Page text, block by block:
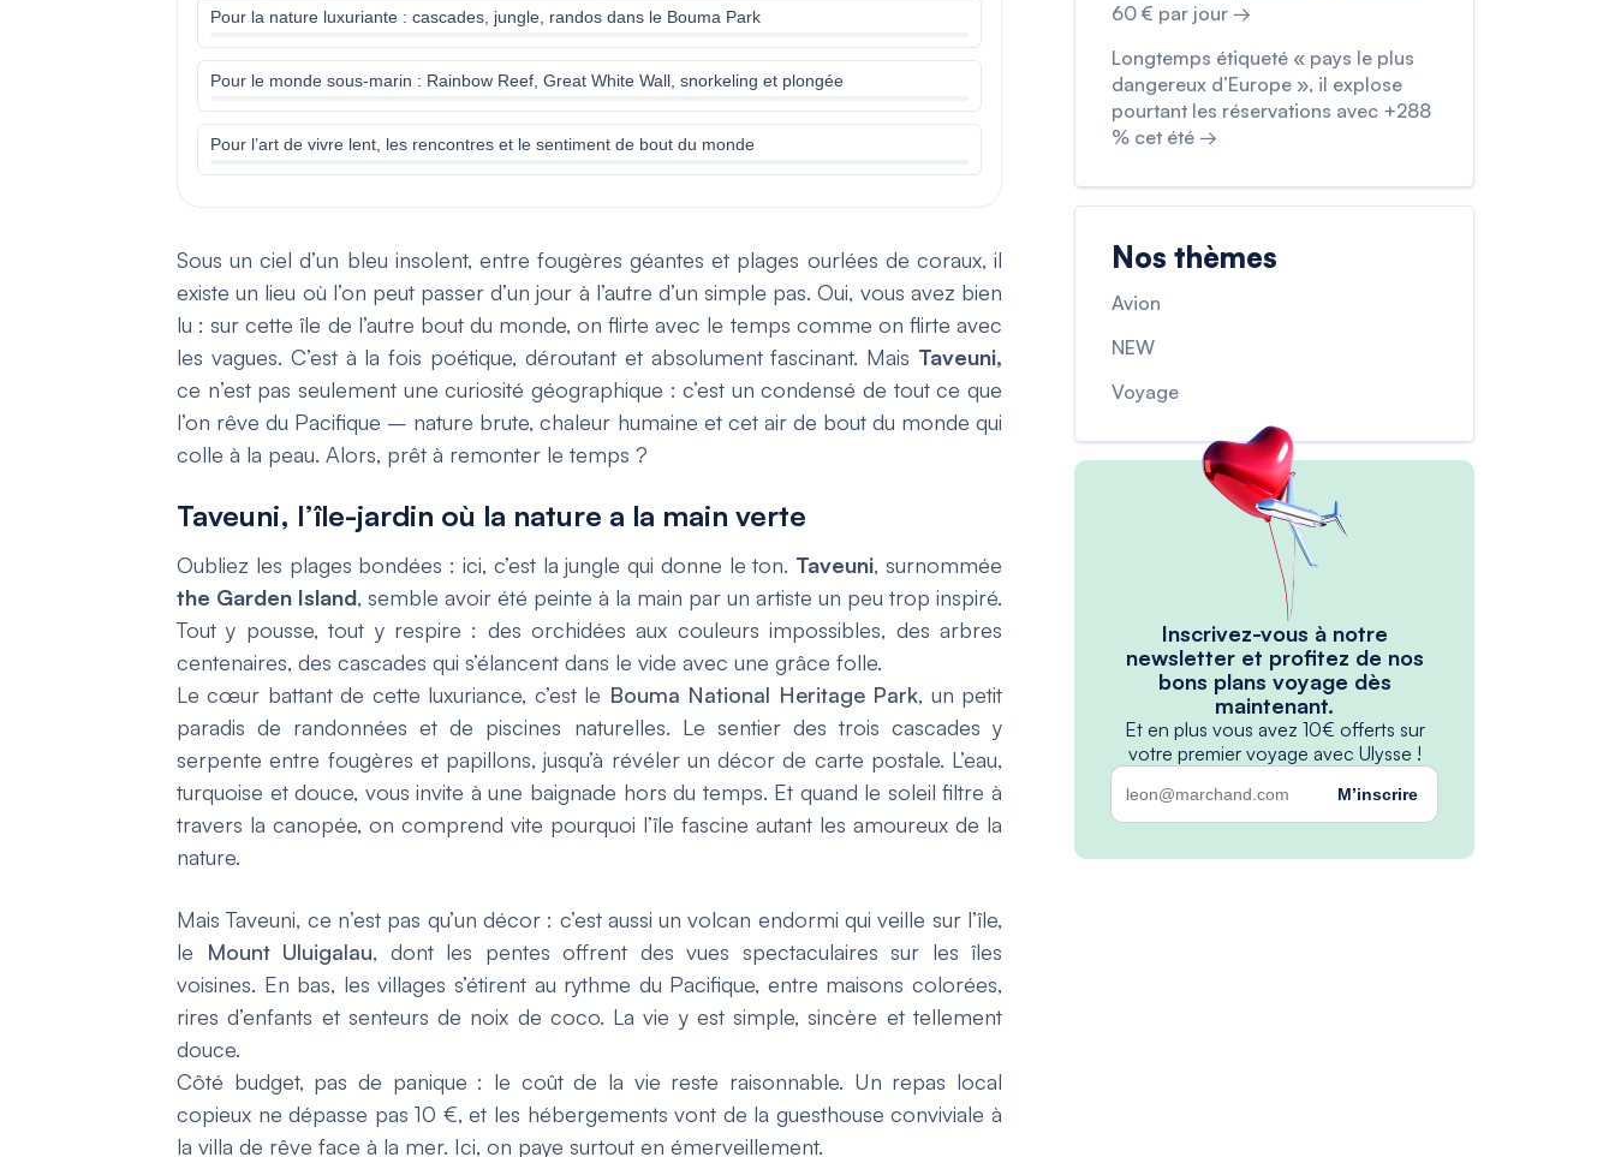
Pour la nature luxuriante : cascades, jungle, randos dans le Bouma Park
Pour le monde sous-marin : Rainbow Reef, Great White Wall, snorkeling et plongée
Pour l’art de vivre lent, les rencontres et le sentiment de bout du monde
Sous un ciel d’un bleu insolent, entre fougères géantes et plages ourlées de coraux, il
existe un lieu où l’on peut passer d’un jour à l’autre d’un simple pas. Oui, vous avez bien
lu : sur cette île de l’autre bout du monde, on flirte avec le temps comme on flirte avec
les vagues. C’est à la fois poétique, déroutant et absolument fascinant. Mais Taveuni,
ce n’est pas seulement une curiosité géographique : c’est un condensé de tout ce que
l’on rêve du Pacifique – nature brute, chaleur humaine et cet air de bout du monde qui
colle à la peau. Alors, prêt à remonter le temps ?
Taveuni, l’île-jardin où la nature a la main verte
Oubliez les plages bondées : ici, c’est la jungle qui donne le ton. Taveuni, surnommée
the Garden Island, semble avoir été peinte à la main par un artiste un peu trop inspiré.
Tout y pousse, tout y respire : des orchidées aux couleurs impossibles, des arbres
centenaires, des cascades qui s’élancent dans le vide avec une grâce folle.
Le cœur battant de cette luxuriance, c’est le Bouma National Heritage Park, un petit
paradis de randonnées et de piscines naturelles. Le sentier des trois cascades y
serpente entre fougères et papillons, jusqu’à révéler un décor de carte postale. L’eau,
turquoise et douce, vous invite à une baignade hors du temps. Et quand le soleil filtre à
travers la canopée, on comprend vite pourquoi l’île fascine autant les amoureux de la
nature.
Mais Taveuni, ce n’est pas qu’un décor : c’est aussi un volcan endormi qui veille sur l’île,
le
Mount Uluigalau, dont les pentes offrent des vues spectaculaires sur les îles
voisines. En bas, les villages s’étirent au rythme du Pacifique, entre maisons colorées,
rires d’enfants et senteurs de noix de coco. La vie y est simple, sincère et tellement
douce.
Côté budget, pas de panique : le coût de la vie reste raisonnable. Un repas local
copieux ne dépasse pas 10 €, et les hébergements vont de la guesthouse conviviale à
la villa de rêve face à la mer. Ici, on paye surtout en émerveillement.
60 € par jour →
Longtemps étiqueté « pays le plus
dangereux d’Europe », il explose
pourtant les réservations avec +288
% cet été →
Nos thèmes
Avion
NEW
Voyage
Inscrivez-vous à notre
newsletter et profitez de nos
bons plans voyage dès
maintenant.
Et en plus vous avez 10€ offerts sur
votre premier voyage avec Ulysse !
M’inscrire